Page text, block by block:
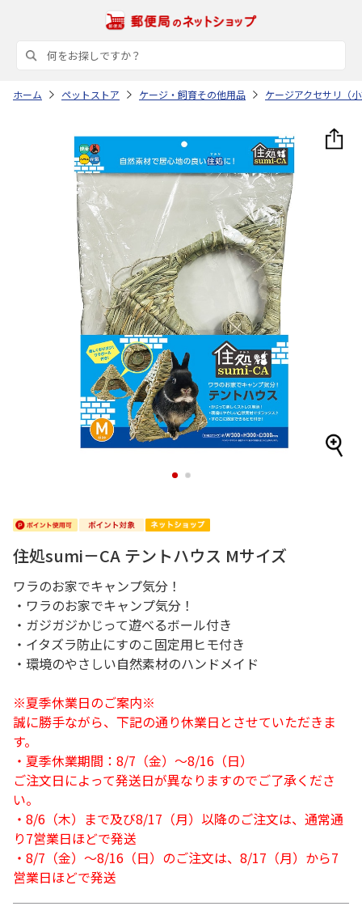
ホーム ペットストア ケージ・飼育その他用品 ケージアクセサリ（
1 2
住処sumi－CA テントハウス Mサイズ
ワラのお家でキャンプ気分！
・ワラのお家でキャンプ気分！
・ガジガジかじって遊べるボール付き
・イタズラ防止にすのこ固定用ヒモ付き
・環境のやさしい自然素材のハンドメイド
※夏季休業日のご案内※
誠に勝手ながら、下記の通り休業日とさせていただきま
す。
・夏季休業期間：8/7（金）～8/16（日）
ご注文日によって発送日が異なりますのでご了承くださ
い。
・8/6（木）まで及び8/17（月）以降のご注文は、通常通
り7営業日ほどで発送
・8/7（金）～8/16（日）のご注文は、8/17（月）から7
営業日ほどで発送